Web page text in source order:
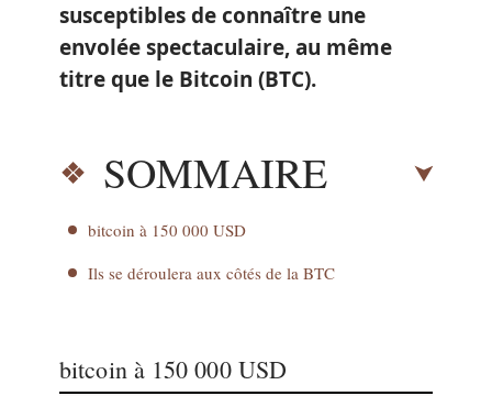
susceptibles de connaître une
envolée spectaculaire, au même
titre que le Bitcoin (BTC).
SOMMAIRE
bitcoin à 150 000 USD
Ils se déroulera aux côtés de la BTC
bitcoin à 150 000 USD